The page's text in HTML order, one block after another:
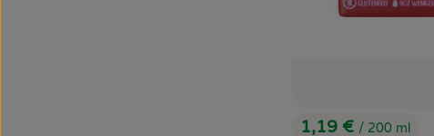
1,19 € / 200 ml